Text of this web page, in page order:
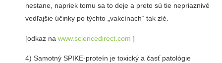
nestane, napriek tomu sa to deje a preto sú tie nepriaznivé
vedľajšie účinky po týchto „vakcínach“ tak zlé.
[odkaz na www.sciencedirect.com ]
4) Samotný SPIKE-proteín je toxický a časť patológie